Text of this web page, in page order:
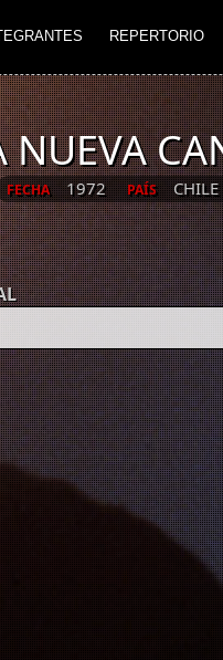
REPERTORIO
NUEVA
FECHA 1972 PAÍS CHILE